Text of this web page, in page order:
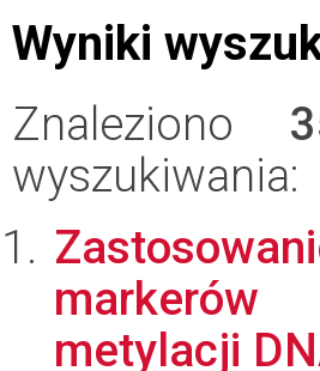
Wyniki
Znaleziono
wyszukiwania:
markerów
metylacji